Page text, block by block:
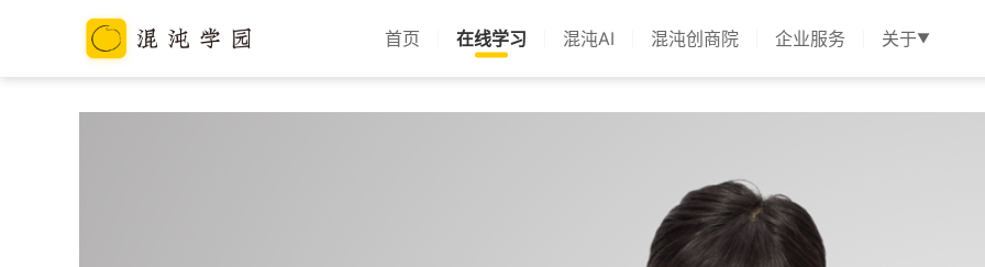
首页 在线学习 混沌AI 混沌创商院 企业服务 关于▼